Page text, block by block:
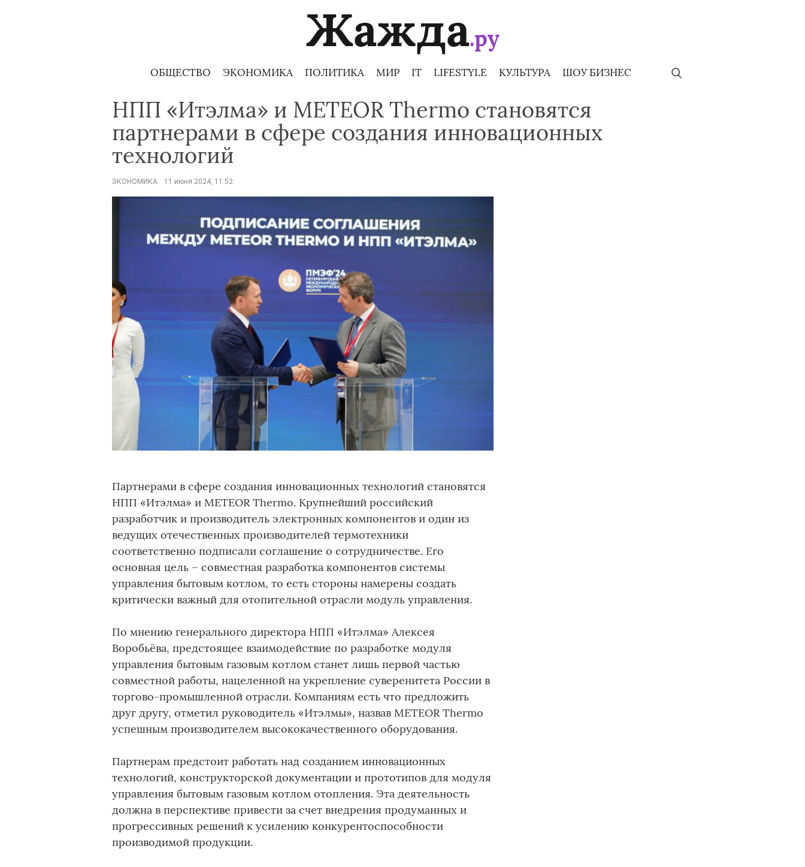
ОБЩЕСТВО ЭКОНОМИКА ПОЛИТИКА МИР IT LIFESTYLE КУЛЬТУРА ШОУ БИЗНЕС
НПП «Итэлма» и METEOR Thermo становятся
партнерами в сфере создания инновационных
технологий
ЭКОНОМИКА 11 июня 2024, 11:52
Партнерами в сфере создания инновационных технологий становятся
НПП «Итэлма» и METEOR Thermo. Крупнейший российский
разработчик и производитель электронных компонентов и один из
ведущих отечественных производителей термотехники
соответственно подписали соглашение о сотрудничестве. Его
основная цель – совместная разработка компонентов системы
управления бытовым котлом, то есть стороны намерены создать
критически важный для отопительной отрасли модуль управления.
По мнению генерального директора НПП «Итэлма» Алексея
Воробьёва, предстоящее взаимодействие по разработке модуля
управления бытовым газовым котлом станет лишь первой частью
совместной работы, нацеленной на укрепление суверенитета России в
торгово-промышленной отрасли. Компаниям есть что предложить
друг другу, отметил руководитель «Итэлмы», назвав METEOR Thermo
успешным производителем высококачественного оборудования.
Партнерам предстоит работать над созданием инновационных
технологий, конструкторской документации и прототипов для модуля
управления бытовым газовым котлом отопления. Эта деятельность
должна в перспективе привести за счет внедрения продуманных и
прогрессивных решений к усилению конкурентоспособности
производимой продукции.